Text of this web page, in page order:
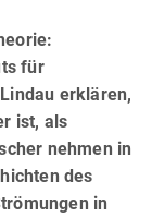
für
erklären,
ist, als
nehmen in
des
in